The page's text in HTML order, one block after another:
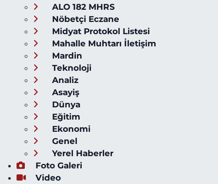
ALO 182 MHRS
Nöbetçi Eczane
Midyat Protokol Listesi
Mahalle Muhtarı İletişim
Mardin
Teknoloji
Analiz
Asayiş
Dünya
Eğitim
Ekonomi
Genel
Yerel Haberler
Foto Galeri
Video